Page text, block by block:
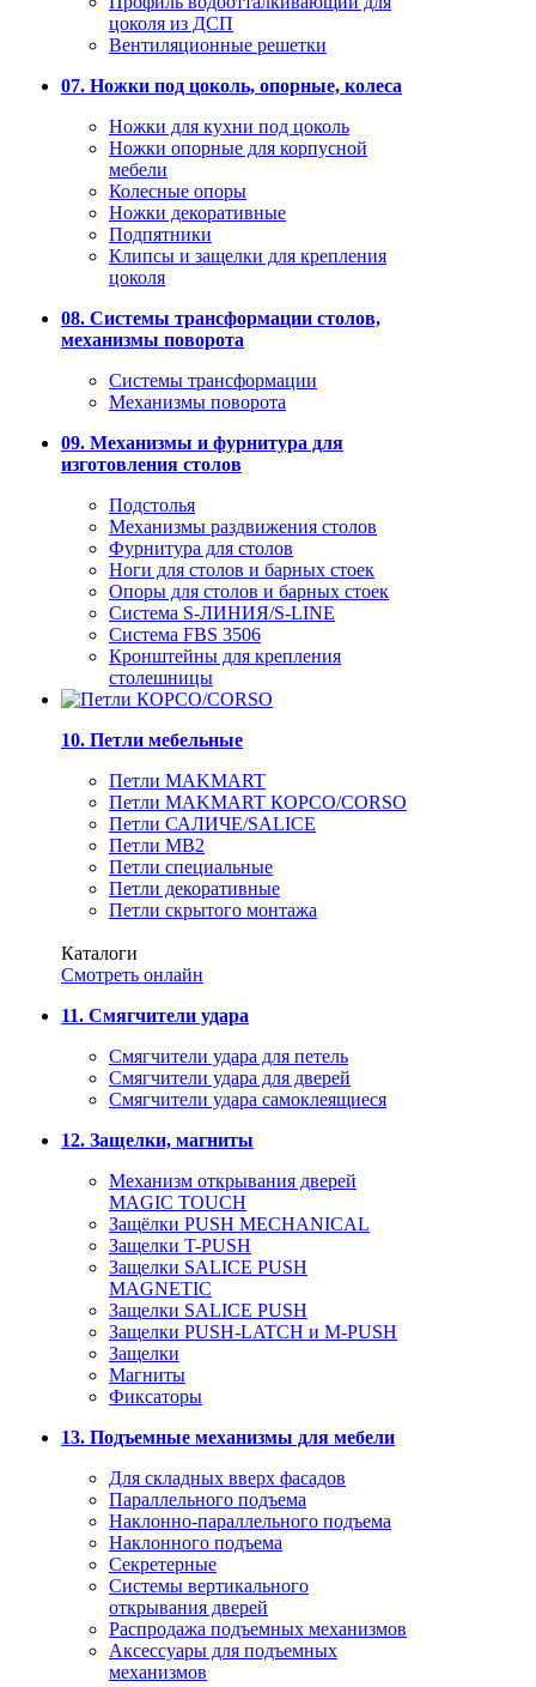
цоколя из ДСП
Вентиляционные решетки
07. Ножки под цоколь, опорные, колеса
Ножки для кухни под цоколь
Ножки опорные для корпусной
мебели
Колесные опоры
Ножки декоративные
Подпятники
Клипсы и защелки для крепления
цоколя
08. Системы трансформации столов,
механизмы поворота
Системы трансформации
Механизмы поворота
09. Механизмы и фурнитура для
изготовления столов
Подстолья
Механизмы раздвижения столов
Фурнитура для столов
Ноги для столов и барных стоек
Опоры для столов и барных стоек
Система S-ЛИНИЯ/S-LINE
Система FBS 3506
Кронштейны для крепления
столешницы
10. Петли мебельные
Петли MAKMART
Петли MAKMART КОРСО/CORSO
Петли САЛИЧЕ/SALICE
Петли MB2
Петли специальные
Петли декоративные
Петли скрытого монтажа
Каталоги
Смотреть онлайн
11. Смягчители удара
Смягчители удара для петель
Смягчители удара для дверей
Cмягчители удара самоклеящиеся
12. Защелки, магниты
Механизм открывания дверей
MAGIC TOUCH
Защёлки PUSH MECHANICAL
Защелки T-PUSH
Защелки SALICE PUSH
MAGNETIC
Защелки SALICE PUSH
Защелки PUSH-LATCH и M-PUSH
Защелки
Магниты
Фиксаторы
13. Подъемные механизмы для мебели
Для складных вверх фасадов
Параллельного подъема
Наклонно-параллельного подъема
Наклонного подъема
Секретерные
Системы вертикального
открывания дверей
Распродажа подъемных механизмов
Аксессуары для подъемных
механизмов